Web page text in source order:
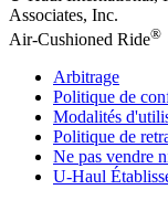
Associates, Inc.
Air-Cushioned Ride®
Arbitrage
Politique de
Modalités
Politique de
Ne pas vendre
U-Haul